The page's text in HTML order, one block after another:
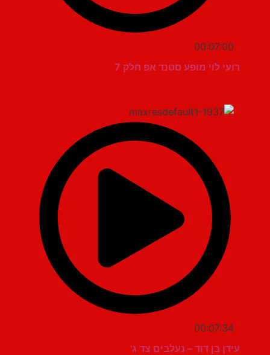
00:07:00
רועי לוי מופע סטנד אפ חלק 7
00:07:34
עידן בן דוד – נעלבים צד ג'